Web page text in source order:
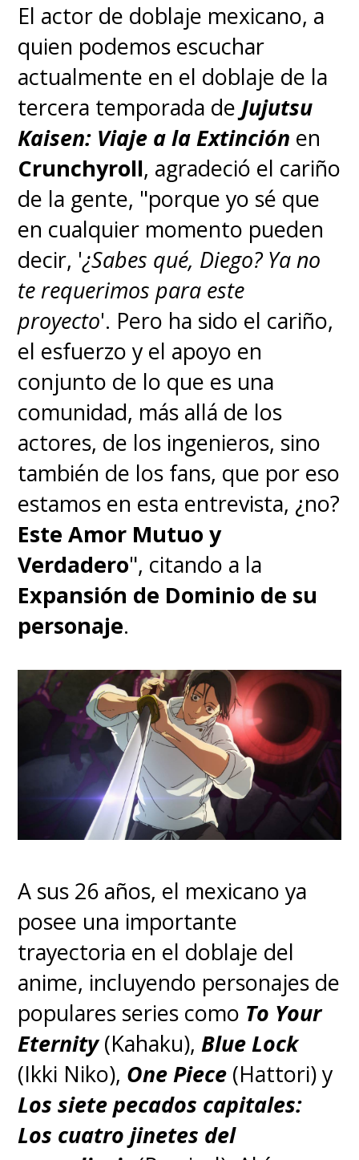
El actor de doblaje mexicano, a
quien podemos escuchar
actualmente en el doblaje de la
tercera temporada de Jujutsu
Kaisen: Viaje a la Extinción en
Crunchyroll, agradeció el cariño
de la gente, "porque yo sé que
en cualquier momento pueden
decir, '¿Sabes qué, Diego? Ya no
te requerimos para este
proyecto'. Pero ha sido el cariño,
el esfuerzo y el apoyo en
conjunto de lo que es una
comunidad, más allá de los
actores, de los ingenieros, sino
también de los fans, que por eso
estamos en esta entrevista, ¿no?
Este Amor Mutuo y
Verdadero", citando a la
Expansión de Dominio de su
personaje.
A sus 26 años, el mexicano ya
posee una importante
trayectoria en el doblaje del
anime, incluyendo personajes de
populares series como To Your
Eternity(Kahaku),Blue Lock
(Ikki Niko), One Piece (Hattori) y
Los siete pecados capitales:
Los cuatro jinetes del